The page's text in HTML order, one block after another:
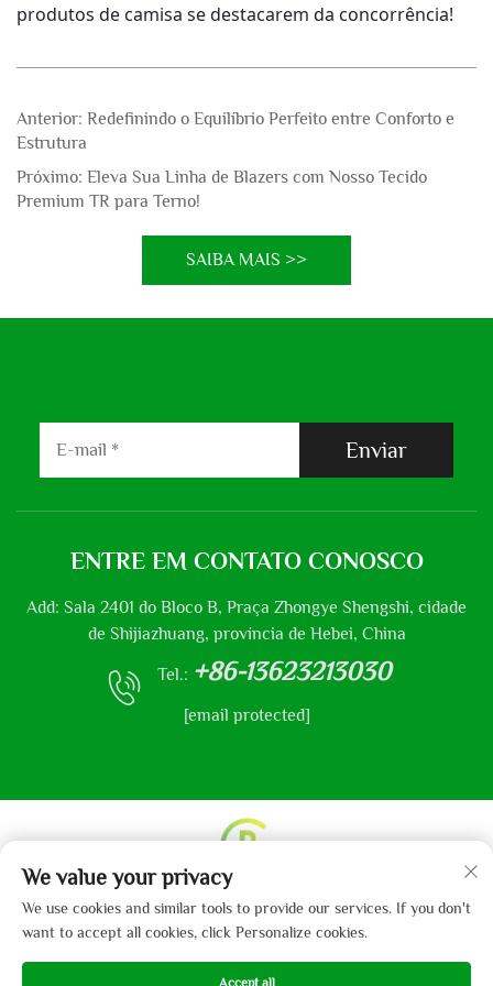
produtos de camisa se destacarem da concorrência!
Anterior: Redefinindo o Equilíbrio Perfeito entre Conforto e
Estrutura
Próximo: Eleva Sua Linha de Blazers com Nosso Tecido
Premium TR para Terno!
SAIBA MAIS >>
Enviar
ENTRE EM CONTATO CONOSCO
Add: Sala 2401 do Bloco B, Praça Zhongye Shengshi, cidade
de Shijiazhuang, província de Hebei, China
Tel.: +86-13623213030
[email protected]
Direitos autorais © 2013-2024 por Hebei Gaibo Textile
Co., Ltd. Política de Privacidade
We value your privacy
We use cookies and similar tools to provide our services. If you don't
want to accept all cookies, click Personalize cookies.
Accept all